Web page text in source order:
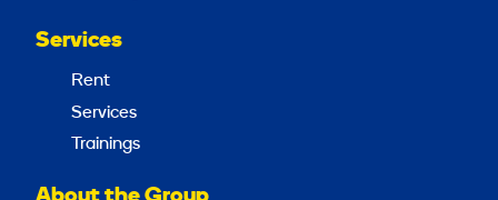
Services
Rent
Services
Trainings